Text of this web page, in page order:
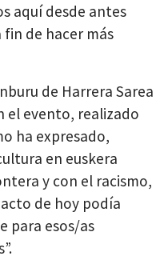
aquí desde antes
de hacer más
de Harrera Sarea
el evento, realizado
ha expresado,
en euskera
y con el racismo,
de hoy podía
para esos/as